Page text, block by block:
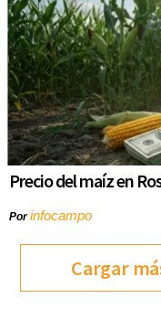
Precio del maíz en
Porinfocampo
Cargar